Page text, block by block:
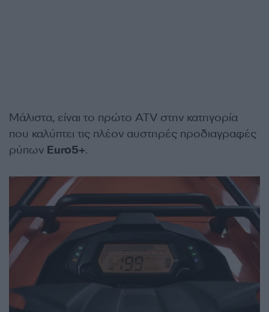
Μάλιστα, είναι το πρώτο ATV στην κατηγορία
που καλύπτει τις πλέον αυστηρές προδιαγραφές
ρύπων Euro5+.